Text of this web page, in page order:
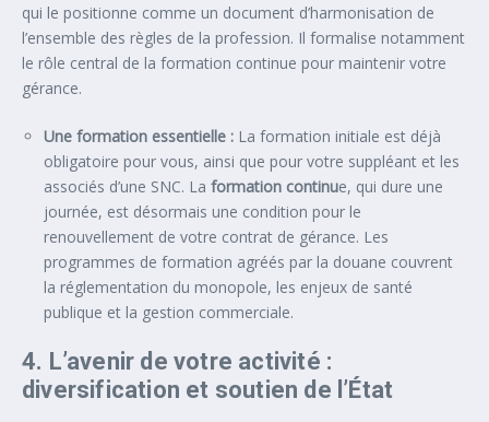
qui le positionne comme un document d’harmonisation de
l’ensemble des règles de la profession. Il formalise notamment
le rôle central de la formation continue pour maintenir votre
gérance.
Une formation essentielle : La formation initiale est déjà
obligatoire pour vous, ainsi que pour votre suppléant et les
associés d’une SNC. La formation continue, qui dure une
journée, est désormais une condition pour le
renouvellement de votre contrat de gérance. Les
programmes de formation agréés par la douane couvrent
la réglementation du monopole, les enjeux de santé
publique et la gestion commerciale.
4. L’avenir de votre activité :
diversification et soutien de l’État